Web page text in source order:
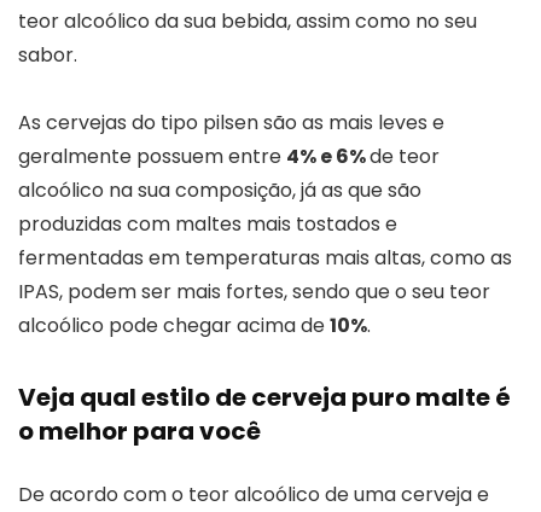
teor alcoólico da sua bebida, assim como no seu
sabor.
As cervejas do tipo pilsen são as mais leves e
geralmente possuem entre 4% e 6%de teor
alcoólico na sua composição, já as que são
produzidas com maltes mais tostados e
fermentadas em temperaturas mais altas, como as
IPAS, podem ser mais fortes, sendo que o seu teor
alcoólico pode chegar acima de10%.
Veja qual estilo de cerveja puro malte é
o melhor para você
De acordo com o teor alcoólico de uma cerveja e